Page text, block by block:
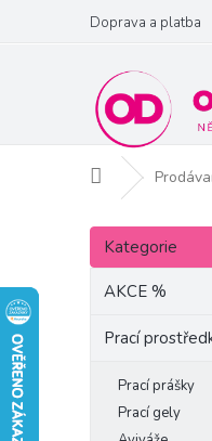
obsah
Doprava a platba
Domů
P
s
Přeskočit
kategorie
Kategorie
AKCE %
Prací
Prací prášky
Prací gely